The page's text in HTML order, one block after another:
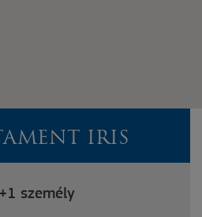
IRIS
személy